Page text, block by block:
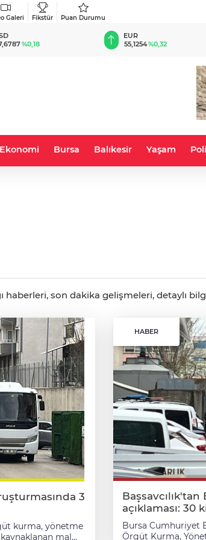
Galeri Fikstür Puan Durumu
%0,18
EUR
55,1254%0,32
Ekonomi Bursa Balıkesir Yaşam
haberleri, son dakika gelişmeleri, detaylı
3
kurma, yönetme
mal
HABER
açıklaması: 30
kontrol
Bursa Cumhuriyet
Örgüt Kurma,